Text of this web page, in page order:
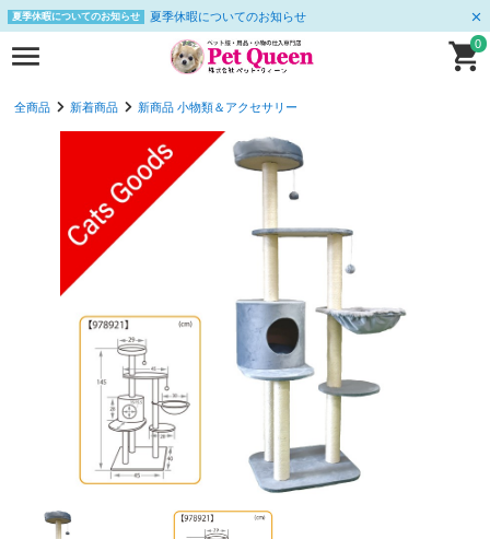
夏季休暇についてのお知らせ 夏季休暇についてのお知らせ
0
全商品 新着商品 新商品 小物類＆アクセサリー